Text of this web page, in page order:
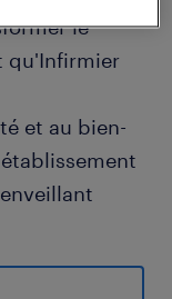
le
qu'Infirmier
et au bien-
veiller au
les